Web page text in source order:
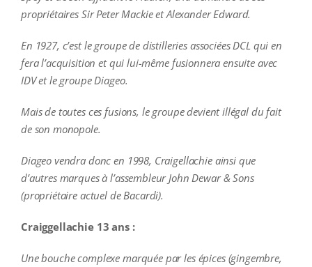
propriétaires Sir Peter Mackie et Alexander Edward.
En 1927, c’est le groupe de distilleries associées DCL qui en
fera l’acquisition et qui lui-même fusionnera ensuite avec
IDV et le groupe Diageo.
Mais de toutes ces fusions, le groupe devient illégal du fait
de son monopole.
Diageo vendra donc en 1998, Craigellachie ainsi que
d’autres marques à l’assembleur John Dewar & Sons
(propriétaire actuel de Bacardi).
Craiggellachie 13 ans :
Une bouche complexe marquée par les épices (gingembre,